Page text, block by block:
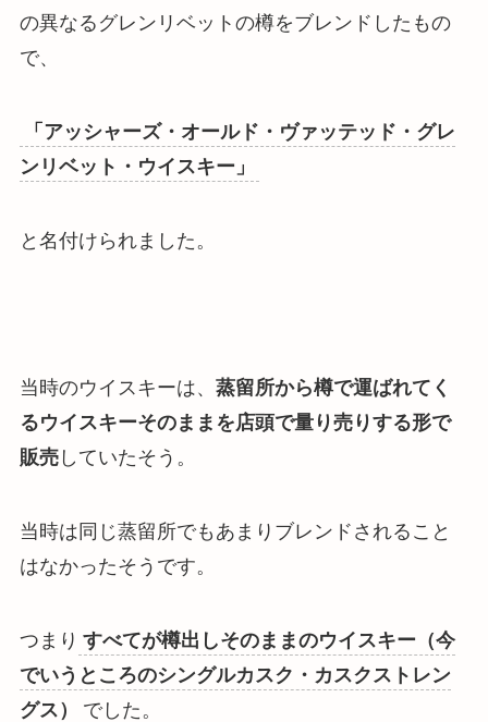
の異なるグレンリベットの樽をブレンドしたもの
で、
「アッシャーズ・オールド・ヴァッテッド・グレ
ンリベット・ウイスキー」
と名付けられました。
当時のウイスキーは、 蒸留所から樽で運ばれてく
るウイスキーそのままを店頭で量り売りする形で
販売していたそう。
当時は同じ蒸留所でもあまりブレンドされること
はなかったそうです。
つまり すべてが樽出しそのままのウイスキー（今
でいうところのシングルカスク・カスクストレン
グス）
でした。